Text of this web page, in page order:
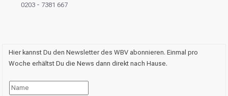
0203 - 7381 667
Hier kannst Du den Newsletter des WBV abonnieren. Einmal pro
Woche erhältst Du die News dann direkt nach Hause.